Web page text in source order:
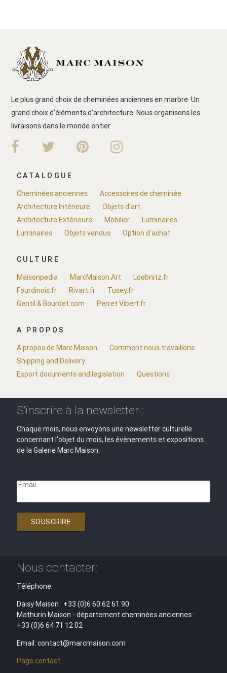
Le plus grand choix de cheminées anciennes en marbre. Un
grand choix d'éléments d'architecture. Nous organisons les
livraisons dans le monde entier.
CATALOGUE
Cheminées anciennes
Accessoires de cheminée
Architecture Intérieure
Objets d'art
Architecture Extérieure
Mobilier
Luminaires
Luminaires
Objets vendus Option d'achat
CULTURE
Maisonpedia
MarcMaison.Art
Loebnitz.fr
Fourdinois.fr
Rivart.fr
Tusey.fr
Gentil & Bourdet.com
Perret Vibert.fr
A PROPOS
A propos de Marc Maison
Comment nous travaillons
Shipping and Delivery
Export documents and legislation
Questions
S'inscrire à la newsletter :
Chaque mois, nous envoyons une newsletter culturelle
concernant l'objet du mois, les évènements et expositions
de la Galerie Marc Maison.
Email
SOUSCRIRE
Nous contacter:
Téléphone:
Daisy Maison : +33 (0)6 60 62 61 90
Mathurin Maison - département cheminées anciennes :
+33 (0)6 64 71 12 02
Email: contact@marcmaison.com
Page contact